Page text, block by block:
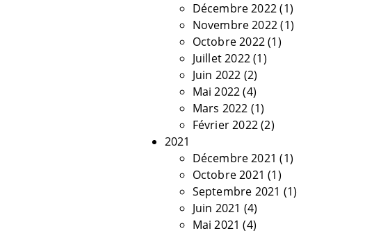
Décembre 2022(1)
Novembre 2022(1)
Octobre 2022(1)
Juillet 2022(1)
Juin 2022 (2)
Mai 2022(4)
Mars 2022 (1)
Février 2022(2)
2021
Décembre 2021 (1)
Octobre 2021 (1)
Septembre 2021 (1)
Juin 2021 (4)
Mai 2021 (4)